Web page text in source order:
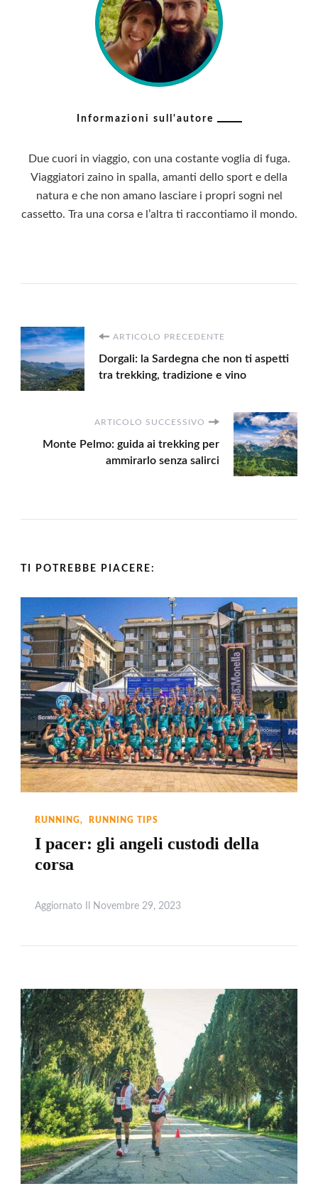
Informazioni sull'autore
Due cuori in viaggio, con una costante voglia di fuga.
Viaggiatori zaino in spalla, amanti dello sport e della
natura e che non amano lasciare i propri sogni nel
cassetto. Tra una corsa e l’altra ti raccontiamo il mondo.
Navigazione
articoli
ARTICOLO PRECEDENTE
Dorgali: la Sardegna che non ti aspetti
tra trekking, tradizione e vino
ARTICOLO SUCCESSIVO
Monte Pelmo: guida ai trekking per
ammirarlo senza salirci
TI POTREBBE PIACERE:
RUNNING RUNNING TIPS
I pacer: gli angeli custodi della
corsa
Aggiornato Il Novembre 29, 2023